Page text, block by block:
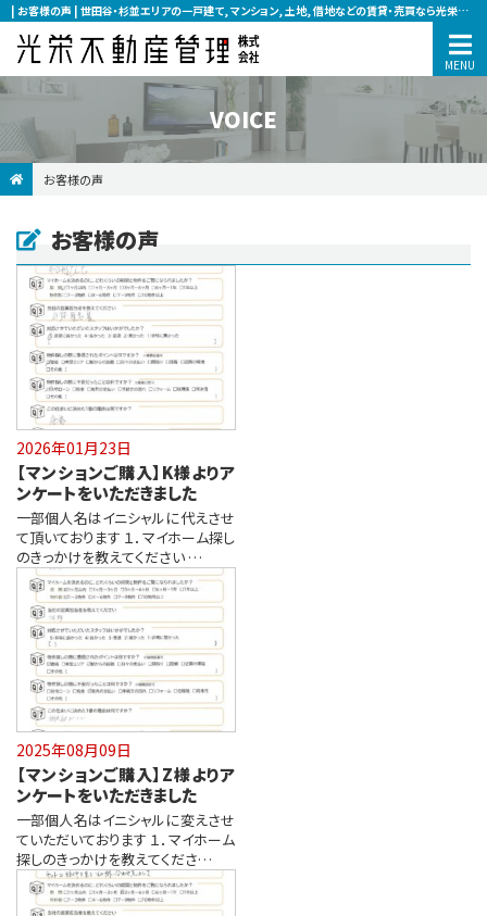
| お客様の声 | 世田谷・杉並エリアの一戸建て, マンション, 土地, 借地などの賃貸・売買なら光栄不動産管理へ
VOICE
お客様の声
お客様の声
2026年01月23日
【マンションご購入】K様よりア
ンケートをいただきました
一部個人名はイニシャルに代えさせ
て頂いております １．マイホーム探し
のきっかけを教えてください …
2025年08月09日
【マンションご購入】Z様よりア
ンケートをいただきました
一部個人名はイニシャルに変えさせ
ていただいております １．マイホーム
探しのきっかけを教えてくださ…